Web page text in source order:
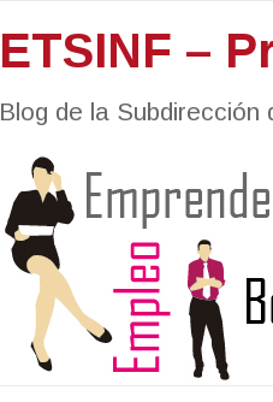
ETSINF –
Blog de la